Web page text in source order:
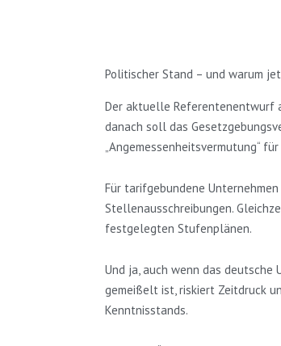
Politischer Stand – und warum
Der aktuelle Referentenentwurf
danach soll das
„Angemessenheitsvermutung“
Für tarifgebundene
Stellenausschreibungen.
festgelegten Stufenplänen.
Und ja, auch wenn das deutsche
gemeißelt ist, riskiert Zeitdruck
Kenntnisstands.